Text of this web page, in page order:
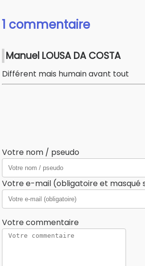
1 commentaire
Manuel LOUSA DA COSTA
Différent mais humain avant tout
Votre nom / pseudo
Votre e-mail (obligatoire et masqué
Votre commentaire